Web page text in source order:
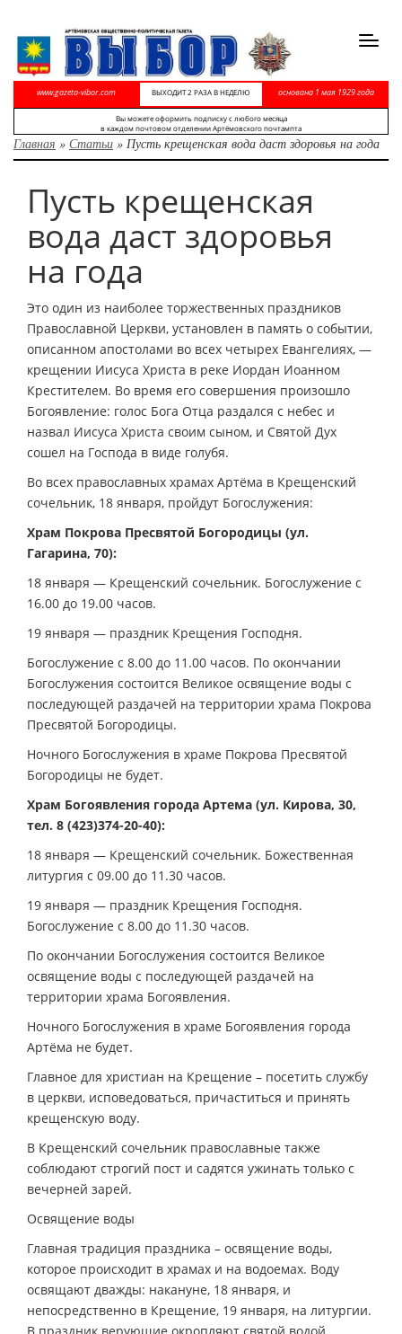
www.gazeta-vibor.com ВЫХОДИТ 2 РАЗА В НЕДЕЛЮ основана 1 мая 1929 года
Вы можете оформить подписку с любого месяца
в каждом почтовом отделении Артёмовского почтампта
Главная » Статьи » Пусть крещенская вода даст здоровья на года
Пусть крещенская
вода даст здоровья
на года
Это один из наиболее торжественных праздников
Православной Церкви, установлен в память о событии,
описанном апостолами во всех четырех Евангелиях, —
крещении Иисуса Христа в реке Иордан Иоанном
Крестителем. Во время его совершения произошло
Богоявление: голос Бога Отца раздался с небес и
назвал Иисуса Христа своим сыном, и Святой Дух
сошел на Господа в виде голубя.
Во всех православных храмах Артёма в Крещенский
сочельник, 18 января, пройдут Богослужения:
Храм Покрова Пресвятой Богородицы (ул.
Гагарина, 70):
18 января — Крещенский сочельник. Богослужение с
16.00 до 19.00 часов.
19 января — праздник Крещения Господня.
Богослужение с 8.00 до 11.00 часов. По окончании
Богослужения состоится Великое освящение воды с
последующей раздачей на территории храма Покрова
Пресвятой Богородицы.
Ночного Богослужения в храме Покрова Пресвятой
Богородицы не будет.
Храм Богоявления города Артема (ул. Кирова, 30,
тел. 8 (423)374-20-40):
18 января — Крещенский сочельник. Божественная
литургия с 09.00 до 11.30 часов.
19 января — праздник Крещения Господня.
Богослужение с 8.00 до 11.30 часов.
По окончании Богослужения состоится Великое
освящение воды с последующей раздачей на
территории храма Богоявления.
Ночного Богослужения в храме Богоявления города
Артёма не будет.
Главное для христиан на Крещение – посетить службу
в церкви, исповедоваться, причаститься и принять
крещенскую воду.
В Крещенский сочельник православные также
соблюдают строгий пост и садятся ужинать только с
вечерней зарей.
Освящение воды
Главная традиция праздника – освящение воды,
которое происходит в храмах и на водоемах. Воду
освящают дважды: накануне, 18 января, и
непосредственно в Крещение, 19 января, на литургии.